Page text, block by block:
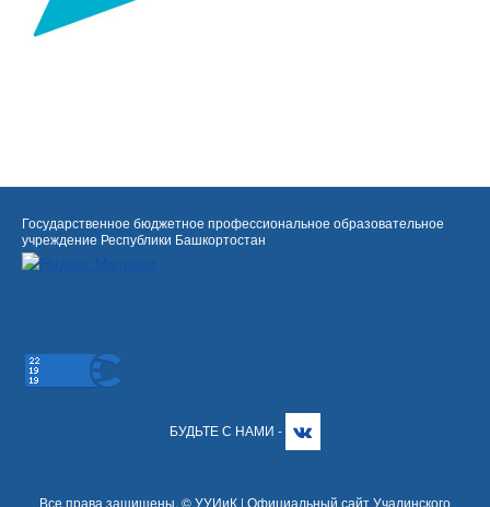
Государственное бюджетное профессиональное образовательное
учреждение Республики Башкортостан
БУДЬТЕ С НАМИ -
Все права защищены. © УУИиК | Официальный сайт Учалинского